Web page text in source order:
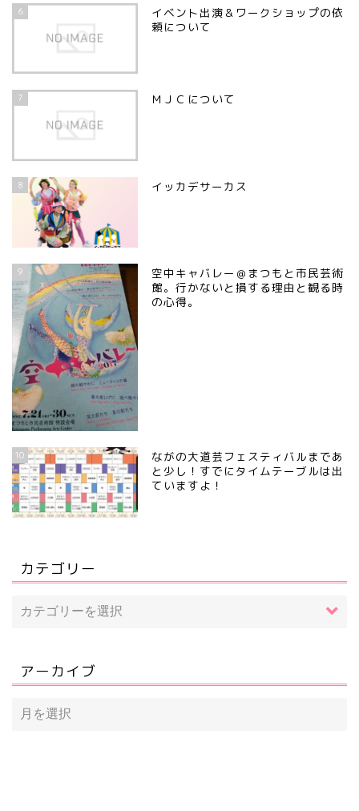
6
イベント出演＆ワークショップの依
頼について
7 ＭＪＣについて
8 イッカデサーカス
9
空中キャバレー＠まつもと市民芸術
館。行かないと損する理由と観る時
の心得。
10
ながの大道芸フェスティバルまであ
と少し！すでにタイムテーブルは出
ていますよ！
カテゴリー
アーカイブ